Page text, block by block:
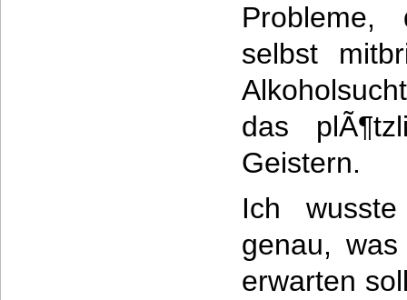
selbst
das
Geistern.
Ich
genau,
erwarten